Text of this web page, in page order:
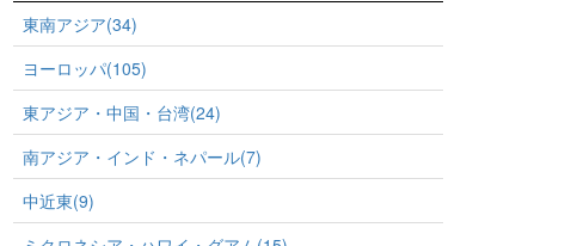
東南アジア(34)
ヨーロッパ(105)
東アジア・中国・台湾(24)
南アジア・インド・ネパール(7)
中近東(9)